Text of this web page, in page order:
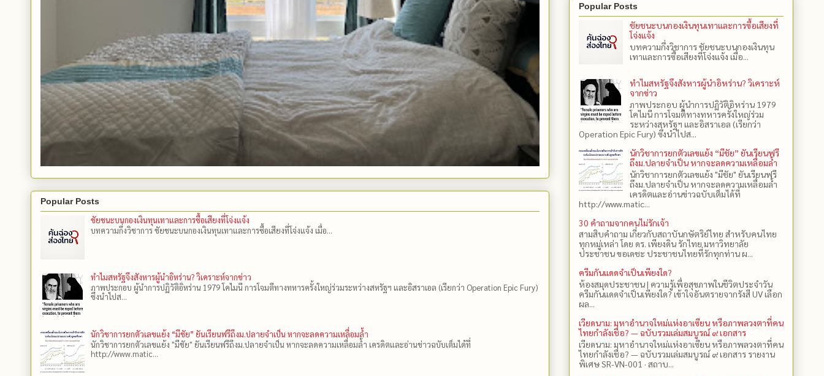
Popular Posts
ชัยชนะบนกองเงินทุนเทาและการซื้อเสียงที่โจ่งแจ้ง
บทความกึ่งวิชาการ ชัยชนะบนกองเงินทุนเทาและการซื้อเสียงที่โจ่งแจ้ง เมื่อ...
ทำไมสหรัฐจึงสังหารผู้นำอิหร่าน? วิเคราะห์จากข่าว
ภาพประกอบ ผู้นำการปฏิวัติอิหร่าน 1979 โคไมนี การโจมตีทางทหารครั้งใหญ่ร่วมระหว่างสหรัฐฯ และอิสราเอล (เรียกว่า Operation Epic Fury)
ซึ่งนำไปส...
นักวิชาการยกตัวเลขแย้ง “มีชัย” ยันเรียนฟรีถึงม.ปลายจำเป็น หากจะลดความเหลื่อมล้ำ
นักวิชาการยกตัวเลขแย้ง "มีชัย" ยันเรียนฟรีถึงม.ปลายจำเป็น หากจะลดความเหลื่อมล้ำ เครดิตและอ่านข่าวฉบับเต็มได้ที่
http://www.matic...
Popular Posts
ชัยชนะบนกองเงินทุนเทาและการซื้อเสียงที่
โจ่งแจ้ง
บทความกึ่งวิชาการ ชัยชนะบนกองเงินทุน
เทาและการซื้อเสียงที่โจ่งแจ้ง เมื่อ...
ทำไมสหรัฐจึงสังหารผู้นำอิหร่าน? วิเคราะห์
จากข่าว
ภาพประกอบ ผู้นำการปฏิวัติอิหร่าน 1979
โคไมนี การโจมตีทางทหารครั้งใหญ่ร่วม
ระหว่างสหรัฐฯ และอิสราเอล (เรียกว่า
Operation Epic Fury) ซึ่งนำไปส...
นักวิชาการยกตัวเลขแย้ง “มีชัย” ยันเรียนฟรี
ถึงม.ปลายจำเป็น หากจะลดความเหลื่อมล้ำ
นักวิชาการยกตัวเลขแย้ง "มีชัย" ยันเรียนฟรี
ถึงม.ปลายจำเป็น หากจะลดความเหลื่อมล้ำ
เครดิตและอ่านข่าวฉบับเต็มได้ที่
http://www.matic...
30 คำถามจากคนไม่รักเจ้า
สามสิบคำถาม เกี่ยวกับสถาบันกษัตริย์ไทย สำหรับคนไทย
ทุกหมู่เหล่า โดย ดร.​ เพียงดิน รักไทย มหาวิทยาลัย
ประชาชน ขอเดชะ ประชาชนไทยที่รักทุกท่าน ผ...
ครีมกันแดดจำเป็นเพียงใด?
ห้องสมุดประชาชน | ความรู้เพื่อสุขภาพในชีวิตประจำวัน
ครีมกันแดดจำเป็นเพียงใด? เข้าใจอันตรายจากรังสี UV เลือก
ผล...
เวียดนาม: มหาอำนาจใหม่แห่งอาเซียน หรือภาพลวงตาที่คน
ไทยกำลังเชื่อ? — ฉบับรวมเล่มสมบูรณ์ ๙ เอกสาร
เวียดนาม: มหาอำนาจใหม่แห่งอาเซียน หรือภาพลวงตาที่คน
ไทยกำลังเชื่อ? — ฉบับรวมเล่มสมบูรณ์ ๙ เอกสาร รายงาน
พิเศษ SR-VN-001 · สถาบ...